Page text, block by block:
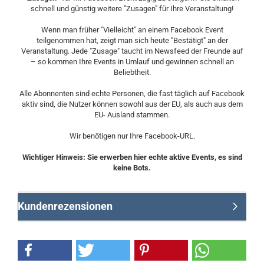
schnell und günstig weitere "Zusagen" für Ihre Veranstaltung!
Wenn man früher "Vielleicht" an einem Facebook Event
teilgenommen hat, zeigt man sich heute "Bestätigt" an der
Veranstaltung. Jede "Zusage" taucht im Newsfeed der Freunde auf
– so kommen Ihre Events in Umlauf und gewinnen schnell an
Beliebtheit.
Alle Abonnenten sind echte Personen, die fast täglich auf Facebook
aktiv sind, die Nutzer können sowohl aus der EU, als auch aus dem
EU- Ausland stammen.
Wir benötigen nur Ihre Facebook-URL.
Wichtiger Hinweis: Sie erwerben hier echte aktive Events, es sind
keine Bots.
Kundenrezensionen